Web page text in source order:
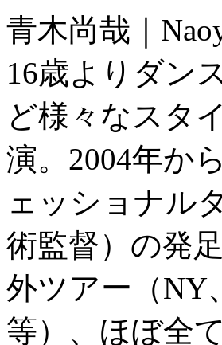
青木尚哉｜
16歳よりダン
ど様々なスタ
演。2004年か
ェッショナル
術監督）の発
外ツアー（NY
等）、ほぼ全